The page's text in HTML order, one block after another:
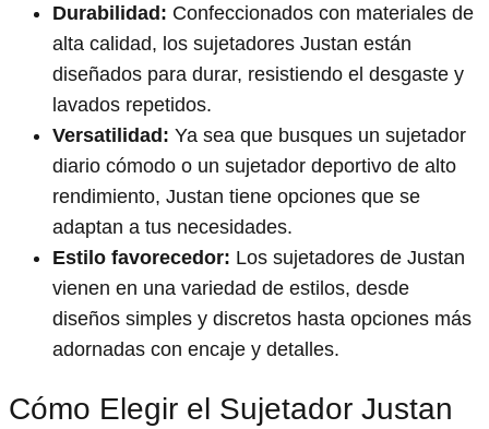
Durabilidad: Confeccionados con materiales de
alta calidad, los sujetadores Justan están
diseñados para durar, resistiendo el desgaste y
lavados repetidos.
Versatilidad: Ya sea que busques un sujetador
diario cómodo o un sujetador deportivo de alto
rendimiento, Justan tiene opciones que se
adaptan a tus necesidades.
Estilo favorecedor: Los sujetadores de Justan
vienen en una variedad de estilos, desde
diseños simples y discretos hasta opciones más
adornadas con encaje y detalles.
Cómo Elegir el Sujetador Justan